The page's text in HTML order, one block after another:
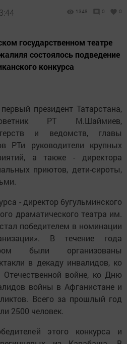
1348 0 0
государственном театре
состоялось подведение
конкурса
президент Татарстана,
РТ М.Шаймиев,
и ведомств, главы
РТи руководители крупных
а также - директора
приютов, дети-сироты,
- директор бугульминского
драматического театра им.
победителем в номинации
В течение года
были организованы
в декаду инвалидов, ко
войне, ко Дню
войны в Афганистане и
Всего за прошлый год
2500 человек.
этого конкурса и